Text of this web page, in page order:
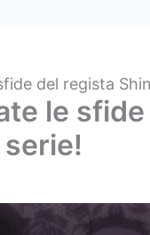
del regista
le